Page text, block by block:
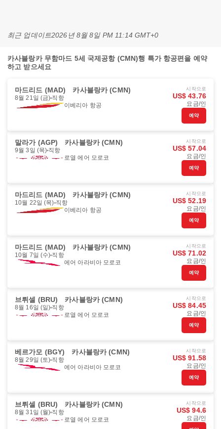
최근 업데이트2026년 8월 8일 PM 11:14 GMT+0
카사블랑카 무함마드 5세 국제공항 (CMN)행 특가 항공편을 예약
하고 받으세요
마드리드 (MAD) 카사블랑카 (CMN)
8월 21일 (금) 직항
이베리아 항공
시작으로
US$ 43.76
요금/인
예약
말라가 (AGP) 카사블랑카 (CMN)
9월 3일 (목) 직항
로열 에어 모로코
시작으로
US$ 57.04
요금/인
예약
마드리드 (MAD) 카사블랑카 (CMN)
10월 22일 (목) 직항
이베리아 항공
시작으로
US$ 52.19
요금/인
예약
마드리드 (MAD) 카사블랑카 (CMN)
10월 7일 (수) 직항
에어 아라비아 모로코
시작으로
US$ 71.02
요금/인
예약
브뤼셀 (BRU) 카사블랑카 (CMN)
8월 16일 (일) 직항
로열 에어 모로코
시작으로
US$ 84.45
요금/인
예약
베르가모 (BGY) 카사블랑카 (CMN)
8월 29일 (토) 직항
에어 아라비아 모로코
시작으로
US$ 91.58
요금/인
예약
브뤼셀 (BRU) 카사블랑카 (CMN)
8월 31일 (월) 직항
로열 에어 모로코
시작으로
US$ 94.6
요금/인